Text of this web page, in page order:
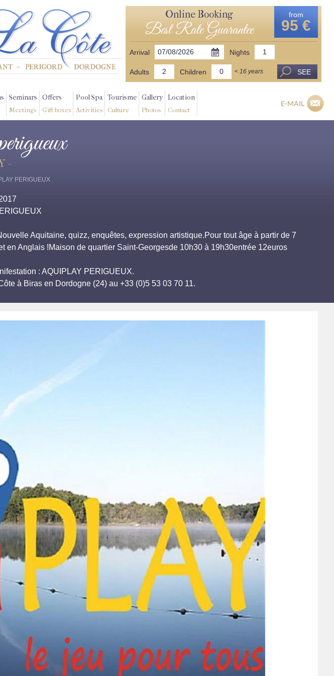
Online Booking
Best Rate Guarantee
from
95 €
Arrival Nights
Adults Children < 16 years SEE
Seminars
Meetings
Offers
Gift boxes
Pool Spa
Activities
Tourisme
Culture
Gallery
Photos
Location
Contact
E-MAIL
-
PERIGUEUX
Aquitaine, quizz, enquêtes, expression artistique.Pour tout âge à partir de 7
Anglais !Maison de quartier Saint-Georgesde 10h30 à 19h30entrée 12euros
: AQUIPLAY PERIGUEUX.
à Biras en Dordogne (24) au +33 (0)5 53 03 70 11.